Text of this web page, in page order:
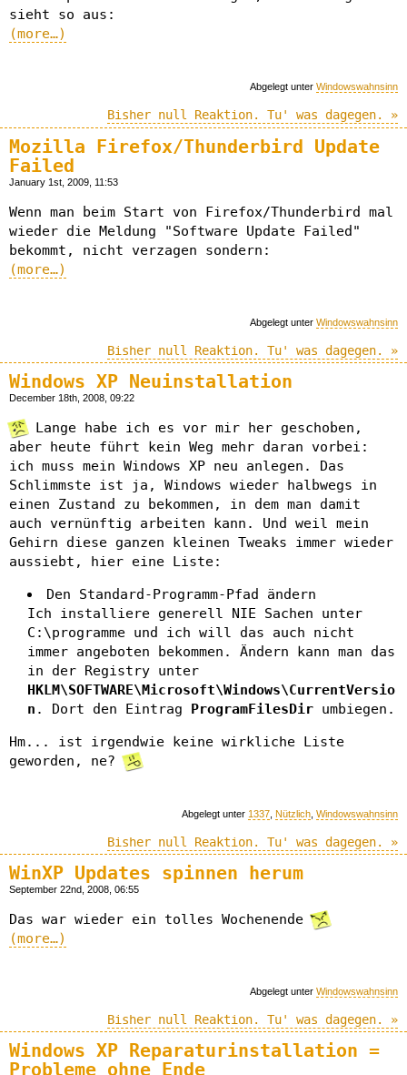
sieht so aus:
(more…)
Abgelegt unter Windowswahnsinn
Bisher null Reaktion. Tu' was dagegen. »
Mozilla Firefox/Thunderbird Update
Failed
January 1st, 2009, 11:53
Wenn man beim Start von Firefox/Thunderbird mal
wieder die Meldung "Software Update Failed"
bekommt, nicht verzagen sondern:
(more…)
Abgelegt unter Windowswahnsinn
Bisher null Reaktion. Tu' was dagegen. »
Windows XP Neuinstallation
December 18th, 2008, 09:22
Lange habe ich es vor mir her geschoben,
aber heute führt kein Weg mehr daran vorbei:
ich muss mein Windows XP neu anlegen. Das
Schlimmste ist ja, Windows wieder halbwegs in
einen Zustand zu bekommen, in dem man damit
auch vernünftig arbeiten kann. Und weil mein
Gehirn diese ganzen kleinen Tweaks immer wieder
aussiebt, hier eine Liste:
Den Standard-Programm-Pfad ändern
Ich installiere generell NIE Sachen unter
C:\programme und ich will das auch nicht
immer angeboten bekommen. Ändern kann man das
in der Registry unter
HKLM\SOFTWARE\Microsoft\Windows\CurrentVersio
n . Dort den Eintrag ProgramFilesDir umbiegen.
Hm... ist irgendwie keine wirkliche Liste
geworden, ne?
Abgelegt unter 1337 Nützlich Windowswahnsinn
Bisher null Reaktion. Tu' was dagegen. »
WinXP Updates spinnen herum
September 22nd, 2008, 06:55
Das war wieder ein tolles Wochenende
(more…)
Abgelegt unter Windowswahnsinn
Bisher null Reaktion. Tu' was dagegen. »
Windows XP Reparaturinstallation =
Probleme ohne Ende